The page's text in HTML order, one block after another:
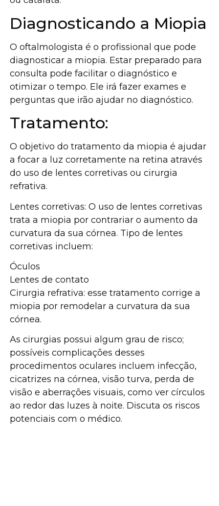
Diagnosticando a Miopia
O oftalmologista é o profissional que pode
diagnosticar a miopia. Estar preparado para
consulta pode facilitar o diagnóstico e
otimizar o tempo. Ele irá fazer exames e
perguntas que irão ajudar no diagnóstico.
Tratamento:
O objetivo do tratamento da miopia é ajudar
a focar a luz corretamente na retina através
do uso de lentes corretivas ou cirurgia
refrativa.
Lentes corretivas: O uso de lentes corretivas
trata a miopia por contrariar o aumento da
curvatura da sua córnea. Tipo de lentes
corretivas incluem:
Óculos
Lentes de contato
Cirurgia refrativa: esse tratamento corrige a
miopia por remodelar a curvatura da sua
córnea.
As cirurgias possui algum grau de risco;
possíveis complicações desses
procedimentos oculares incluem infecção,
cicatrizes na córnea, visão turva, perda de
visão e aberrações visuais, como ver círculos
ao redor das luzes à noite. Discuta os riscos
potenciais com o médico.